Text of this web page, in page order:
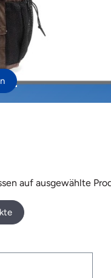
auf ausgewählte